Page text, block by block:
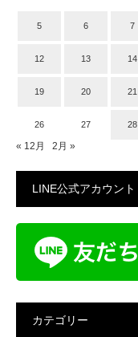
5 6 7
12 13 14
19 20 21
26 27 28
« 12月 2月 »
LINE公式アカウント
カテゴリー